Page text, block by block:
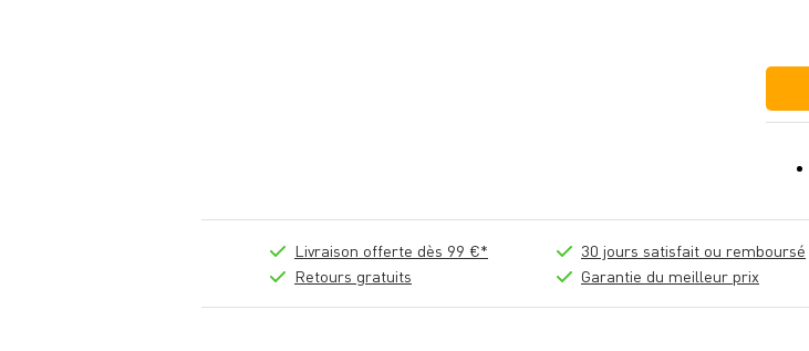
Livraison offerte dès 99 €*
Retours gratuits
30 jours satisfait ou remboursé
Garantie du meilleur prix